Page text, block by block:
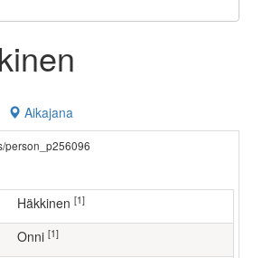
Aikajana
person_p256096
Häkkinen [1]
Onni [1]